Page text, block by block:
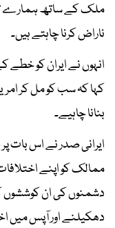
ملک کے ساتھ ہمارے
ناراض کرنا چاہتے ہیں۔
انہوں نے ایران کو خطے
کہا کہ سب کو مل کر
بنانا چاہیے۔
ایرانی صدر نے اس بات
ممالک کو اپنے اختلافات
دشمنوں کی ان کوششوں
دھکیلنے اور آپس میں